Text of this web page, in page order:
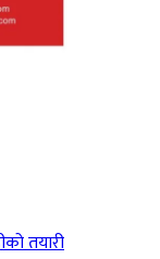
तयारी